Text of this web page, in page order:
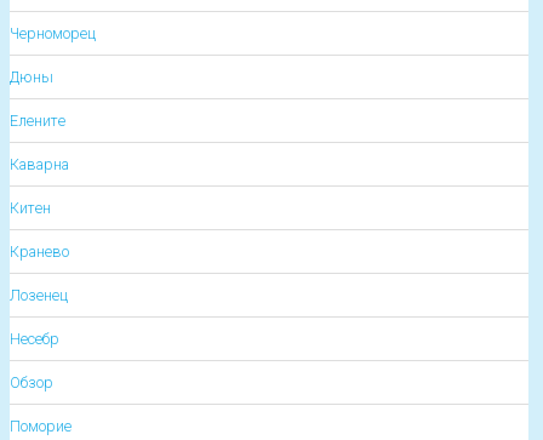
Черноморец
Дюны
Елените
Каварна
Китен
Кранево
Лозенец
Несебр
Обзор
Поморие